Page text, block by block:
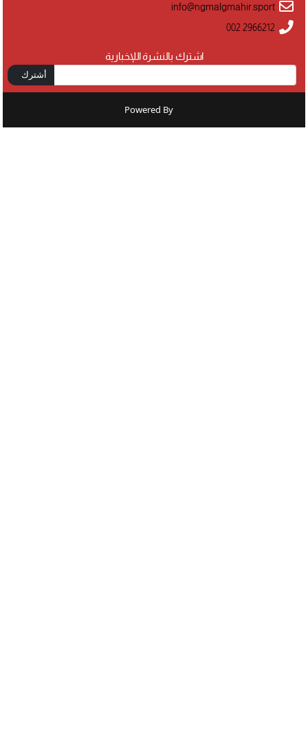
اشترك بالنشرة اللإخبارية
أشترك
info@ngmalgmahir.sport
002 2966212
Powered By